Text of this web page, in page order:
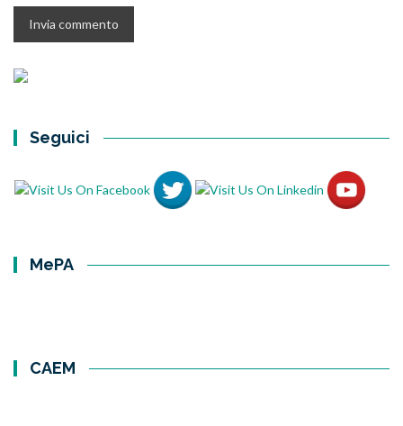
Seguici
MePA
CAEM